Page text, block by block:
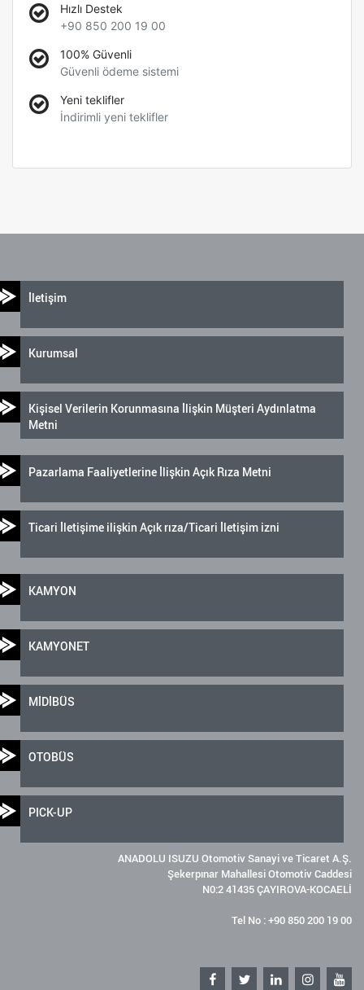
Hızlı Destek
+90 850 200 19 00
100% Güvenli
Güvenli ödeme sistemi
Yeni teklifler
İndirimli yeni teklifler
İletişim
Kurumsal
Kişisel Verilerin Korunmasına İlişkin Müşteri Aydınlatma
Metni
Pazarlama Faaliyetlerine İlişkin Açık Rıza Metni
Ticari İletişime ilişkin Açık rıza/Ticari İletişim izni
KAMYON
KAMYONET
MİDİBÜS
OTOBÜS
PICK-UP
ANADOLU ISUZU Otomotiv Sanayi ve Ticaret A.Ş.
Şekerpınar Mahallesi Otomotiv Caddesi
N0:2 41435 ÇAYIROVA-KOCAELİ
Tel No : +90 850 200 19 00